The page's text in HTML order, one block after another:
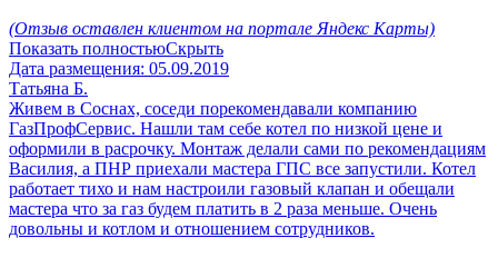
(Отзыв оставлен клиентом на портале Яндекс Карты)
Показать полностьюСкрыть
Дата размещения: 05.09.2019
Татьяна Б.
Живем в Соснах, соседи порекомендавали компанию
ГазПрофСервис. Нашли там себе котел по низкой цене и
оформили в расрочку. Монтаж делали сами по рекомендациям
Василия, а ПНР приехали мастера ГПС все запустили. Котел
работает тихо и нам настроили газовый клапан и обещали
мастера что за газ будем платить в 2 раза меньше. Очень
довольны и котлом и отношением сотрудников.